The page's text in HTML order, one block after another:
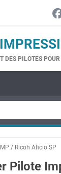
DES PILOTES
/ Ricoh Aficio SP
Pilote